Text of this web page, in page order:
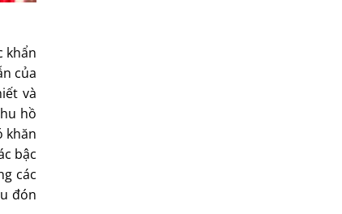
khẩn
của
và
hồ
khăn
bậc
các
đón